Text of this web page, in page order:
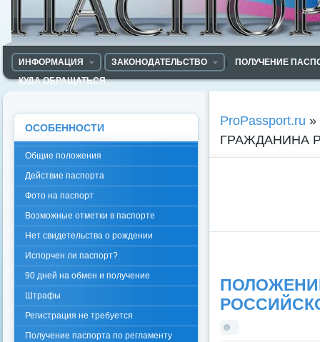
ИНФОРМАЦИЯ ЗАКОНОДАТЕЛЬСТВО
ПОЛУЧЕНИЕ
КУДА ОБРАЩАТЬСЯ
ProPassport.ru »
ГРАЖДАНИНА
ОСОБЕННОСТИ
Общие положения
Действие паспорта
Фото на паспорт
Возможные отметки в паспорте
Нет свидетельства о рождении
Испорчен ли паспорт?
90 дней на обмен и получение
Штрафы
Регистрация не требуется
Получение паспорта по регламенту